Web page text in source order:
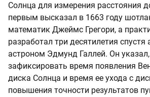
Солнца для измерения расстояния
первым высказал в 1663 году
математик Джеймс Грегори, а
разработал три десятилетия спустя
астроном Эдмунд Галлей. Он указал,
зафиксировать время появления
диска Солнца и время ее ухода с
повышения точности результатов